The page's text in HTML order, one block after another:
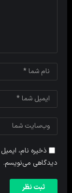
ذخیره نام،
دیدگاهی می‌نویسم.